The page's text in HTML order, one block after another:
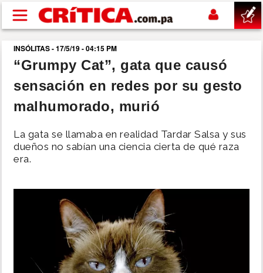
Pasar al contenido principal
buscar
SUCESOS
POLÍTICA
INSÓLITAS - 17/5/19 - 04:15 PM
“Grumpy Cat”, gata que causó
sensación en redes por su gesto
malhumorado, murió
La gata se llamaba en realidad Tardar Salsa y sus
dueños no sabían una ciencia cierta de qué raza
era.